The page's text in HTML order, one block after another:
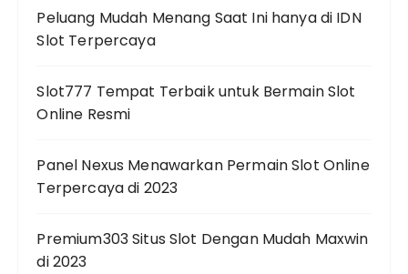
Peluang Mudah Menang Saat Ini hanya di IDN
Slot Terpercaya
Slot777 Tempat Terbaik untuk Bermain Slot
Online Resmi
Panel Nexus Menawarkan Permain Slot Online
Terpercaya di 2023
Premium303 Situs Slot Dengan Mudah Maxwin
di 2023